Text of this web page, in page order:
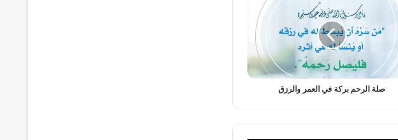
صلة الرحم بركة في العمر والرزق